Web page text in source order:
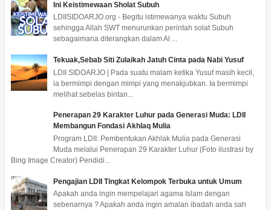
Ini Keistimewaan Sholat Subuh
LDIISIDOARJO.org - Begitu istimewanya waktu Subuh
sehingga Allah SWT menurunkan perintah solat Subuh
sebagaimana diterangkan dalam Al ...
Tekuak,Sebab Siti Zulaikah Jatuh Cinta pada Nabi Yusuf
LDII SIDOARJO | Pada suatu malam ketika Yusuf masih kecil,
ia bermimpi dengan mimpi yang menakjubkan. Ia bermimpi
melihat sebelas bintan...
Penerapan 29 Karakter Luhur pada Generasi Muda: LDII
Membangun Fondasi Akhlaq Mulia
Program LDII: Pembentukan Akhlak Mulia pada Generasi
Muda melalui Penerapan 29 Karakter Luhur (Foto ilustrasi by
Bing Image Creator) Pendidi...
Pengajian LDII Tingkat Kelompok Terbuka untuk Umum
Apakah anda ingin mempelajari agama Islam dengan
sebenarnya ? Apakah anda ingin amalan ibadah anda sah